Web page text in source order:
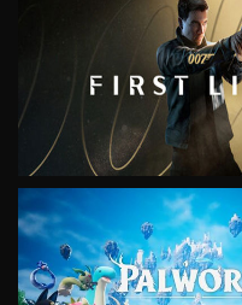
VIEW
VIEW